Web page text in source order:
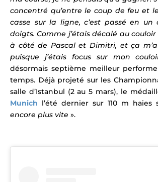
concentré qu’entre le coup de feu et
casse sur la ligne, c’est passé en un
doigts. Comme j’étais décalé au couloir
à côté de Pascal et Dimitri, et ça
puisque j’étais focus sur mon
désormais septième meilleur
temps. Déjà projeté sur les
salle d’Istanbul (2 au 5 mars), le
Munich l’été dernier sur 110 m haies
encore plus vite ».